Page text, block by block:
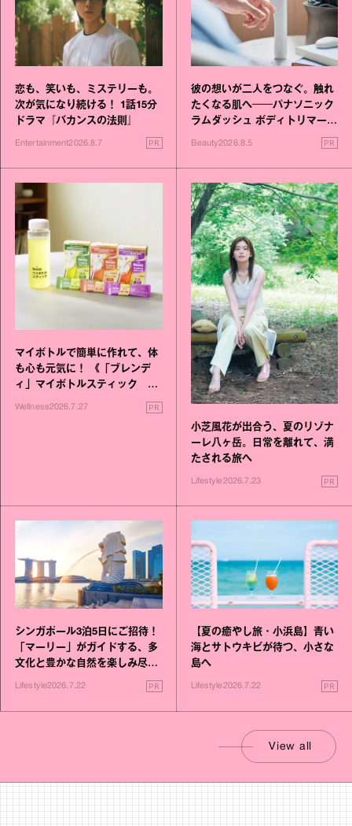
恋も、笑いも、ミステリーも。
次が気になり続ける！ 1話15分
ドラマ『バカンスの法則』
Entertainment2026.8.7 PR
彼の想いが二人をつなぐ。触れ
たくなる肌へ──パナソニック
ラムダッシュ ボディトリマーが
Beauty2026.8.5 PR
マイボトルで簡単に作れて、体
も心も元気に！ 《「ブレンデ
ィ」マイボトルスティック い
いこと毎日》シリーズが誕生
Wellness2026.7.27 PR
小芝風花が出合う、夏のリゾナ
ーレ八ヶ岳。日常を離れて、満
たされる旅へ
Lifestyle2026.7.23 PR
シンガポール3泊5日にご招待！
「マーリー」がガイドする、多
文化と豊かな自然を楽しみ尽く
Lifestyle2026.7.22 PR
【夏の癒やし旅・小浜島】青い
海とサトウキビが待つ、小さな
島へ
Lifestyle2026.7.22 PR
View all